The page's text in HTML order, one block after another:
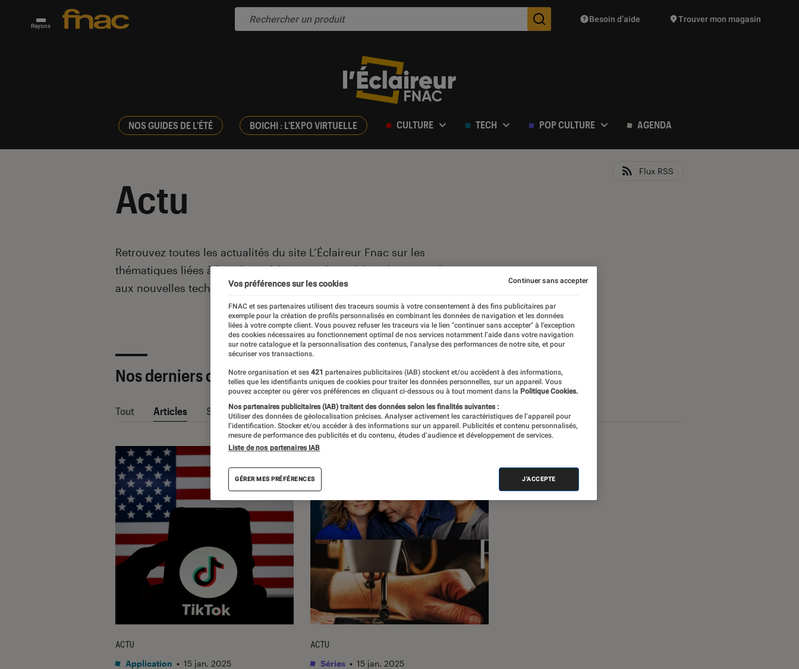
Rayons Des suggestions de produits vont vous être proposées
Besoin d’aide Trouver mon magasin
NOS GUIDES DE L'ÉTÉ BOICHI : L'EXPO VIRTUELLE CULTURE TECH POP CULTURE AGENDA
Actu
Flux RSS
Introduction
Retrouvez toutes les actualités du site L’Éclaireur Fnac sur les
thématiques liées à la culture, à la pop culture, à la culture numérique et
aux nouvelles technologies.
Nos derniers contenus
Tout Articles Sélections et guides Tests
ACTU
Application • 15 jan. 2025
ACTU
Séries • 15 jan. 2025
Vos préférences sur les cookies
FNAC et ses partenaires utilisent des traceurs soumis à votre consentement à des fins publicitaires par
exemple pour la création de profils personnalisés en combinant les données de navigation et les données
liées à votre compte client. Vous pouvez refuser les traceurs via le lien "continuer sans accepter" à l’exception
des cookies nécessaires au fonctionnement optimal de nos services notamment l’aide dans votre navigation
sur notre catalogue et la personnalisation des contenus, l’analyse des performances de notre site, et pour
sécuriser vos transactions.
Notre organisation et ses 421 partenaires publicitaires (IAB) stockent et/ou accèdent à des informations,
telles que les identifiants uniques de cookies pour traiter les données personnelles, sur un appareil. Vous
pouvez accepter ou gérer vos préférences en cliquant ci-dessous ou à tout moment dans la Politique Cookies.
Nos partenaires publicitaires (IAB) traitent des données selon les finalités suivantes :
Utiliser des données de géolocalisation précises. Analyser activement les caractéristiques de l’appareil pour
l’identification. Stocker et/ou accéder à des informations sur un appareil. Publicités et contenu personnalisés,
mesure de performance des publicités et du contenu, études d’audience et développement de services.
Liste de nos partenaires IAB
GÉRER MES PRÉFÉRENCES J'ACCEPTE
Continuer sans accepter